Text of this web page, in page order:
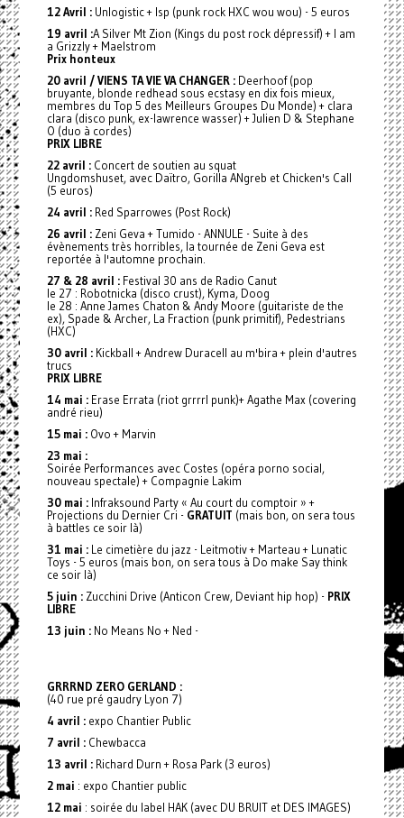
12 Avril :Unlogistic + Isp (punk rock HXC wou wou) - 5 euros
19 avril :A Silver Mt Zion (Kings du post rock dépressif) + I am
a Grizzly + Maelstrom
Prix honteux
20 avril / VIENS TA VIE VA CHANGER :Deerhoof (pop
bruyante, blonde redhead sous ecstasy en dix fois mieux,
membres du Top 5 des Meilleurs Groupes Du Monde) + clara
clara (disco punk, ex-lawrence wasser) + Julien D & Stephane
O (duo à cordes)
PRIX LIBRE
22 avril :Concert de soutien au squat
Ungdomshuset, avec Daïtro, Gorilla ANgreb et Chicken's Call
(5 euros)
24 avril :Red Sparrowes (Post Rock)
26 avril :Zeni Geva + Tumido - ANNULE - Suite à des
évènements très horribles, la tournée de Zeni Geva est
reportée à l'automne prochain.
27 & 28 avril :Festival 30 ans de Radio Canut
le 27 : Robotnicka (disco crust), Kyma, Doog
le 28 : Anne James Chaton & Andy Moore (guitariste de the
ex), Spade & Archer, La Fraction (punk primitif), Pedestrians
(HXC)
30 avril :Kickball + Andrew Duracell au m'bira + plein d'autres
trucs
PRIX LIBRE
14 mai :Erase Errata (riot grrrrl punk)+ Agathe Max (covering
andré rieu)
15 mai :Ovo + Marvin
23 mai :
Soirée Performances avec Costes (opéra porno social,
nouveau spectale) + Compagnie Lakim
30 mai :Infraksound Party « Au court du comptoir » +
Projections du Dernier Cri - GRATUIT (mais bon, on sera tous
à battles ce soir là)
31 mai :Le cimetière du jazz - Leitmotiv + Marteau + Lunatic
Toys - 5 euros (mais bon, on sera tous à Do make Say think
ce soir là)
5 juin :Zucchini Drive (Anticon Crew, Deviant hip hop) - PRIX
LIBRE
13 juin : No Means No + Ned -
GRRRND ZERO GERLAND :
(40 rue pré gaudry Lyon 7)
4 avril :expo Chantier Public
7 avril :Chewbacca
13 avril :Richard Durn + Rosa Park (3 euros)
2 mai : expo Chantier public
12 mai : soirée du label HAK (avec DU BRUIT et DES IMAGES)